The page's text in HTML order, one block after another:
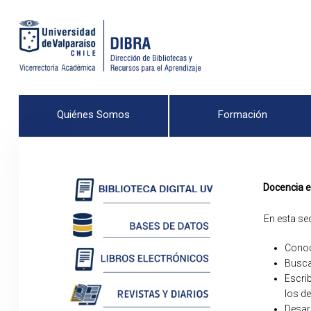
Quiénes Somos Formación
Docencia
En esta
los